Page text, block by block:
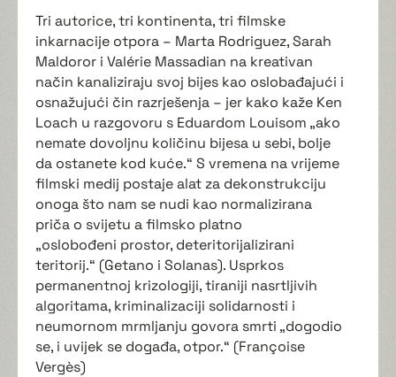
Tri autorice, tri kontinenta, tri filmske
inkarnacije otpora – Marta Rodriguez, Sarah
Maldoror i Valérie Massadian na kreativan
način kanaliziraju svoj bijes kao oslobađajući i
osnažujući čin razrješenja – jer kako kaže Ken
Loach u razgovoru s Eduardom Louisom „ako
nemate dovoljnu količinu bijesa u sebi, bolje
da ostanete kod kuće.“ S vremena na vrijeme
filmski medij postaje alat za dekonstrukciju
onoga što nam se nudi kao normalizirana
priča o svijetu a filmsko platno
„oslobođeni prostor, deteritorijalizirani
teritorij.“ (Getano i Solanas). Usprkos
permanentnoj krizologiji, tiraniji nasrtljivih
algoritama, kriminalizaciji solidarnosti i
neumornom mrmljanju govora smrti „dogodio
se, i uvijek se događa, otpor.“ (Françoise
Vergès)